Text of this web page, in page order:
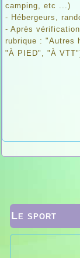
camping, etc ...)
- Hébergeurs,
- Après
rubrique : "Autres
"À PIED", "À
Le sport